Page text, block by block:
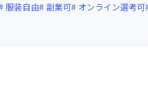
服装自由 副業可 オンライン選考可